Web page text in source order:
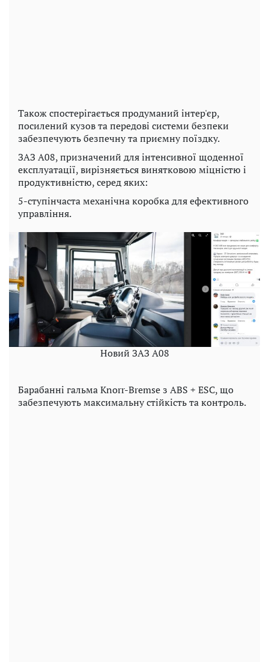
Також спостерігається продуманий інтер'єр,
посилений кузов та передові системи безпеки
забезпечують безпечну та приємну поїздку.
ЗАЗ A08, призначений для інтенсивної щоденної
експлуатації, вирізняється винятковою міцністю і
продуктивністю, серед яких:
5-ступінчаста механічна коробка для ефективного
управління.
Новий ЗАЗ А08
Барабанні гальма Knorr-Bremse з ABS + ESC, що
забезпечують максимальну стійкість та контроль.